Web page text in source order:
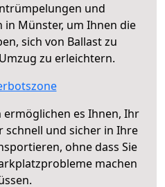
und
Münster, um Ihnen die
sich von Ballast zu
zu erleichtern.
es Ihnen, Ihr
und sicher in Ihre
ohne dass Sie
machen